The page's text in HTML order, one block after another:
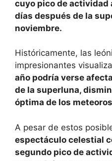
cuyo pico de actividad
días después de la
noviembre.
Históricamente, las
impresionantes
año podría verse
de la superluna,
óptima de los
A pesar de estos
espectáculo celestial
segundo pico de